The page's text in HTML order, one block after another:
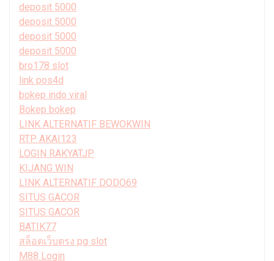
deposit 5000
deposit 5000
deposit 5000
deposit 5000
bro178 slot
link pos4d
bokep indo viral
Bokep bokep
LINK ALTERNATIF BEWOKWIN
RTP AKAI123
LOGIN RAKYATJP
KIJANG WIN
LINK ALTERNATIF DODO69
SITUS GACOR
SITUS GACOR
BATIK77
สล็อตเว็บตรง pg slot
M88 Login